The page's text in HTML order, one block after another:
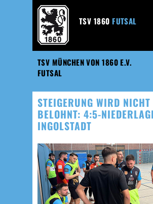
TSV MÜNCHEN VON 1860 E.V.
FUTSAL
TSV 1860 FUTSAL
STEIGERUNG WIRD NICHT
BELOHNT: 4:5-
INGOLSTADT